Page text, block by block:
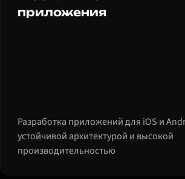
приложения
Разработка приложений для iOS и
устойчивой архитектурой и высокой
производительностью